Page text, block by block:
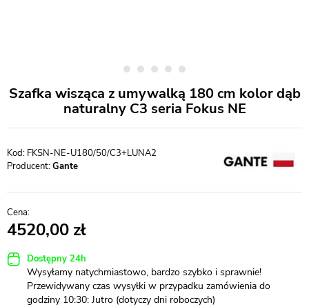
Szafka wisząca z umywalką 180 cm kolor dąb
naturalny C3 seria Fokus NE
FKSN-NE-U180/50/C3+LUNA2
Producent:Gante
4520,00
Dostępny 24h
Wysyłamy natychmiastowo, bardzo szybko i sprawnie!
Przewidywany czas wysyłki w przypadku zamówienia do
godziny 10:30: Jutro (dotyczy dni roboczych)